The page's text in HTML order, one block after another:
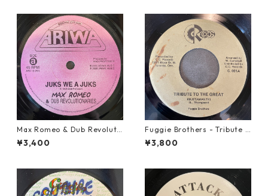
Max Romeo & Dub Revoluti
onaries - Juks We A Juks【1
0-90000】
¥3,400
Fuggie Brothers - Tribute T
o The Great【7-21765】
¥3,800